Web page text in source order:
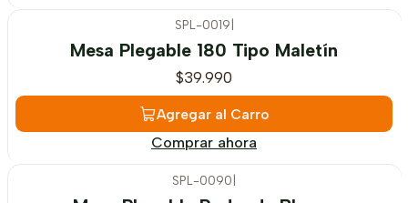
SPL-0019
Mesa Plegable 180 Tipo Maletín
$39.990
Agregar al Carro
Comprar ahora
SPL-0090